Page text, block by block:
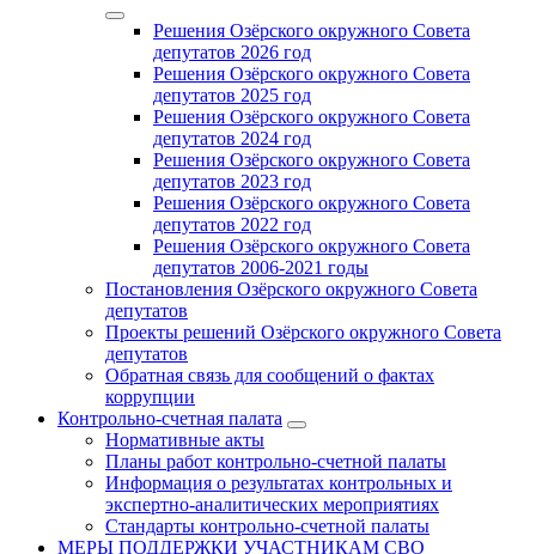
Решения Озёрского окружного Совета
депутатов 2026 год
Решения Озёрского окружного Совета
депутатов 2025 год
Решения Озёрского окружного Совета
депутатов 2024 год
Решения Озёрского окружного Совета
депутатов 2023 год
Решения Озёрского окружного Совета
депутатов 2022 год
Решения Озёрского окружного Совета
депутатов 2006-2021 годы
Постановления Озёрского окружного Совета
депутатов
Проекты решений Озёрского окружного Совета
депутатов
Обратная связь для сообщений о фактах
коррупции
Контрольно-счетная палата
Нормативные акты
Планы работ контрольно-счетной палаты
Информация о результатах контрольных и
экспертно-аналитических мероприятиях
Стандарты контрольно-счетной палаты
МЕРЫ ПОДДЕРЖКИ УЧАСТНИКАМ СВО